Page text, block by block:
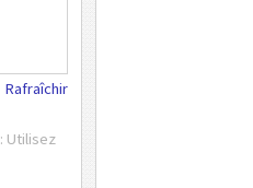
: Utilisez
Rafraîchir